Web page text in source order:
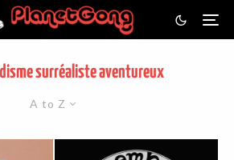
surréaliste aventureux
A to Z